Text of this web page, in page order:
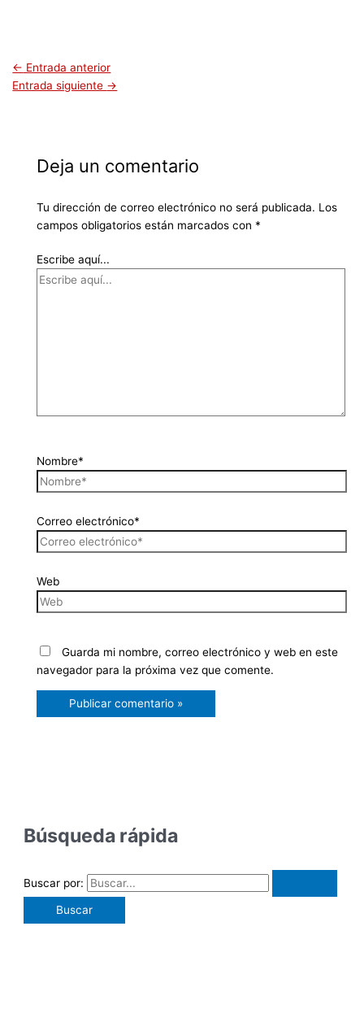
← Entrada anterior
Entrada siguiente →
Deja un comentario
Tu dirección de correo electrónico no será publicada. Los
campos obligatorios están marcados con *
Escribe aquí...
Nombre*
Correo electrónico*
Web
Guarda mi nombre, correo electrónico y web en este
navegador para la próxima vez que comente.
Búsqueda rápida
Buscar por: